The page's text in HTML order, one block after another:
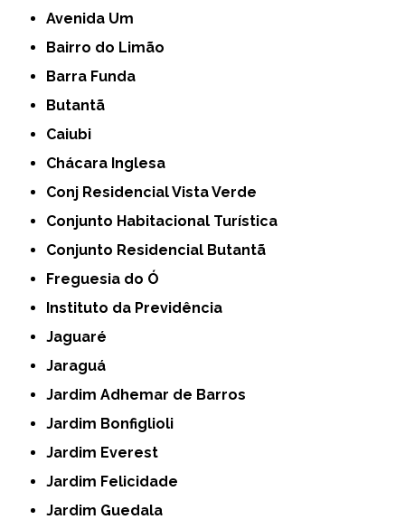
Avenida Um
Bairro do Limão
Barra Funda
Butantã
Caiubi
Chácara Inglesa
Conj Residencial Vista Verde
Conjunto Habitacional Turística
Conjunto Residencial Butantã
Freguesia do Ó
Instituto da Previdência
Jaguaré
Jaraguá
Jardim Adhemar de Barros
Jardim Bonfiglioli
Jardim Everest
Jardim Felicidade
Jardim Guedala